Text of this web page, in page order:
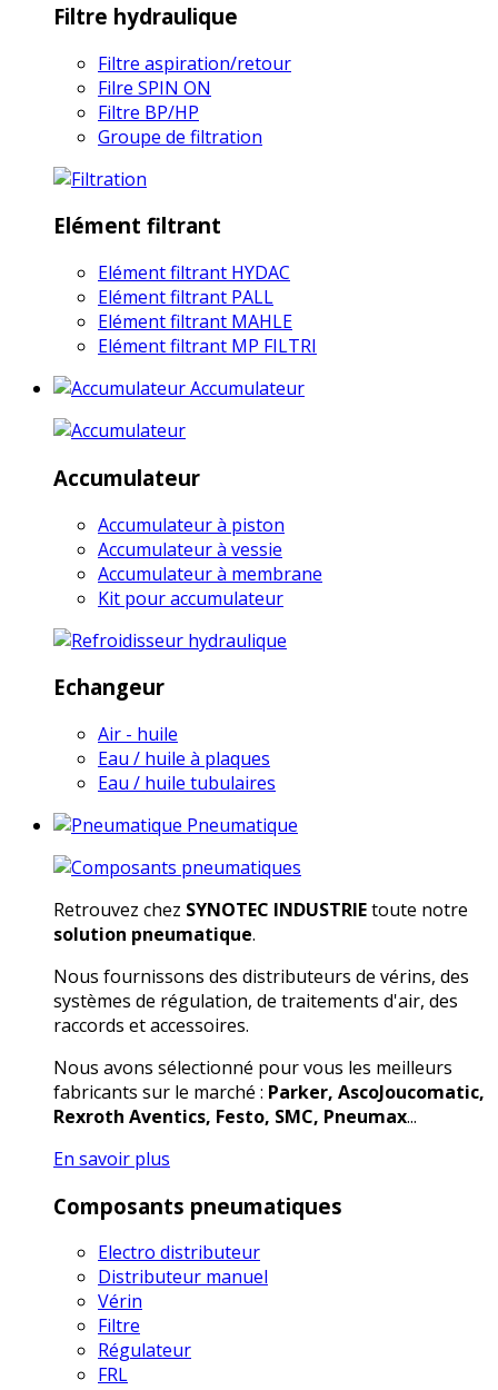
Filtre hydraulique
Filtre aspiration/retour
Filre SPIN ON
Filtre BP/HP
Groupe de filtration
Elément filtrant
Elément filtrant HYDAC
Elément filtrant PALL
Elément filtrant MAHLE
Elément filtrant MP FILTRI
Accumulateur
Accumulateur
Accumulateur à piston
Accumulateur à vessie
Accumulateur à membrane
Kit pour accumulateur
Echangeur
Air - huile
Eau / huile à plaques
Eau / huile tubulaires
Pneumatique
Retrouvez chez SYNOTEC INDUSTRIEtoute notre
solution pneumatique.
Nous fournissons des distributeurs de vérins, des
systèmes de régulation, de traitements d'air, des
raccords et accessoires.
Nous avons sélectionné pour vous les meilleurs
fabricants sur le marché : Parker, AscoJoucomatic,
Rexroth Aventics, Festo, SMC, Pneumax...
En savoir plus
Composants pneumatiques
Electro distributeur
Distributeur manuel
Vérin
Filtre
Régulateur
FRL